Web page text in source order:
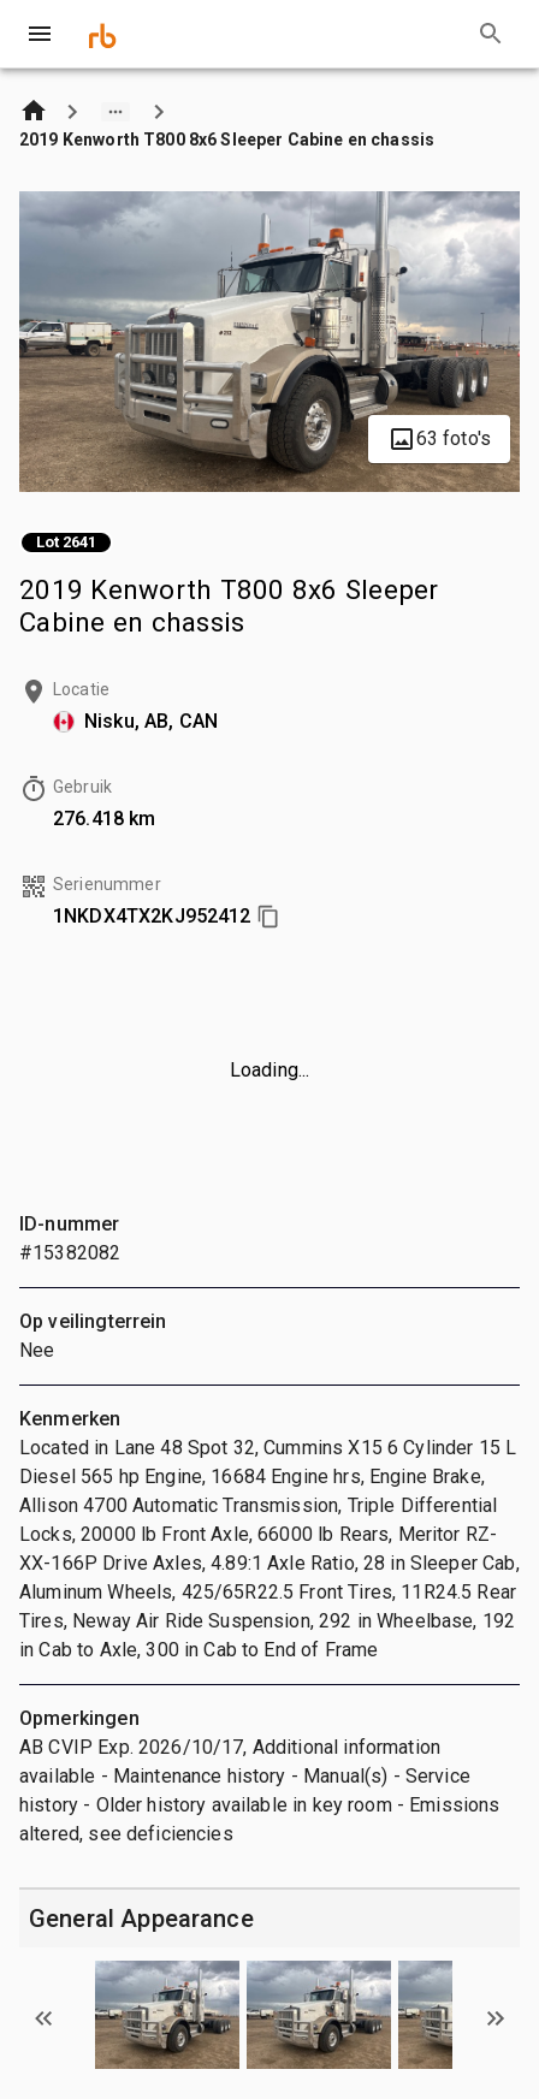
2019 Kenworth T800 8x6 Sleeper Cabine en chassis
63 foto's
Lot 2641
2019 Kenworth T800 8x6 Sleeper
Cabine en chassis
Locatie
Nisku, AB, CAN
Gebruik
276.418 km
Serienummer
1NKDX4TX2KJ952412
Loading...
ID-nummer
#15382082
Op veilingterrein
Nee
Kenmerken
Located in Lane 48 Spot 32, Cummins X15 6 Cylinder 15 L
Diesel 565 hp Engine, 16684 Engine hrs, Engine Brake,
Allison 4700 Automatic Transmission, Triple Differential
Locks, 20000 lb Front Axle, 66000 lb Rears, Meritor RZ-
XX-166P Drive Axles, 4.89:1 Axle Ratio, 28 in Sleeper Cab,
Aluminum Wheels, 425/65R22.5 Front Tires, 11R24.5 Rear
Tires, Neway Air Ride Suspension, 292 in Wheelbase, 192
in Cab to Axle, 300 in Cab to End of Frame
Opmerkingen
AB CVIP Exp. 2026/10/17, Additional information
available - Maintenance history - Manual(s) - Service
history - Older history available in key room - Emissions
altered, see deficiencies
General Appearance